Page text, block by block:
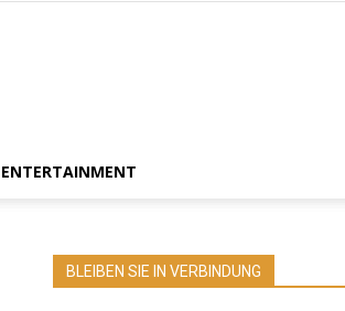
ENTERTAINMENT
BLEIBEN SIE IN VERBINDUNG